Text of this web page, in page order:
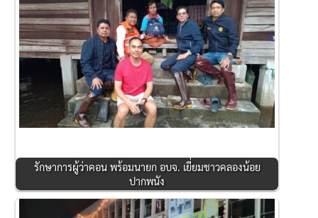
รักษาการผู้ว่าคอน พร้อมนายก อบจ. เยี่ยมชาวคลองน้อย
ปากพนัง